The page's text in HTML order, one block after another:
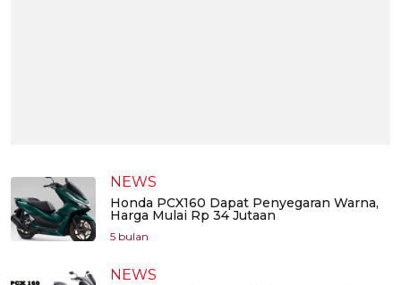
NEWS
Honda PCX160 Dapat Penyegaran Warna,
Harga Mulai Rp 34 Jutaan
5 bulan
NEWS